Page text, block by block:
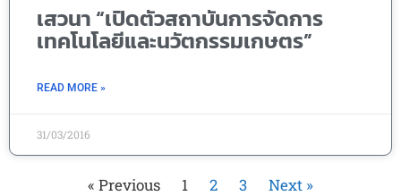
เสวนา “เปิดตัวสถาบันการจัดการ
เทคโนโลยีและนวัตกรรมเกษตร”
READ MORE »
31/03/2016
« Previous 1 2 3 Next »